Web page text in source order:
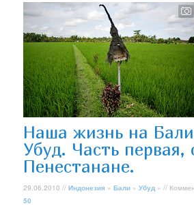
Наша жизнь на
Убуд. Часть первая,
Пенестанане.
29.06.2010 //Индонезия »Бали »Убуд » //
50